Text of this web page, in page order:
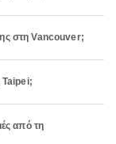
στη Vancouver;
Taipei;
από τη